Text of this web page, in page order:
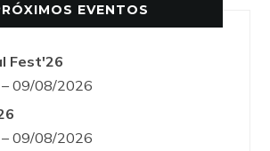
EVENTOS
Fest'26
09/08/2026
09/08/2026